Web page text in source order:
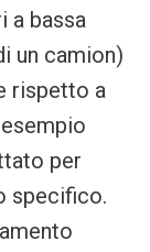
a bassa
un camion)
rispetto a
per
specifico.